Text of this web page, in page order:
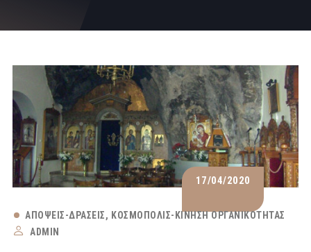
17/04/2020
ΑΠΌΨΕΙΣ-ΔΡΆΣΕΙΣ
ΚΟΣΜΟΠΟΛΙΣ-ΚΊΝΗΣΗ ΟΡΓΑΝΙΚΌΤΗΤΑΣ
ADMIN